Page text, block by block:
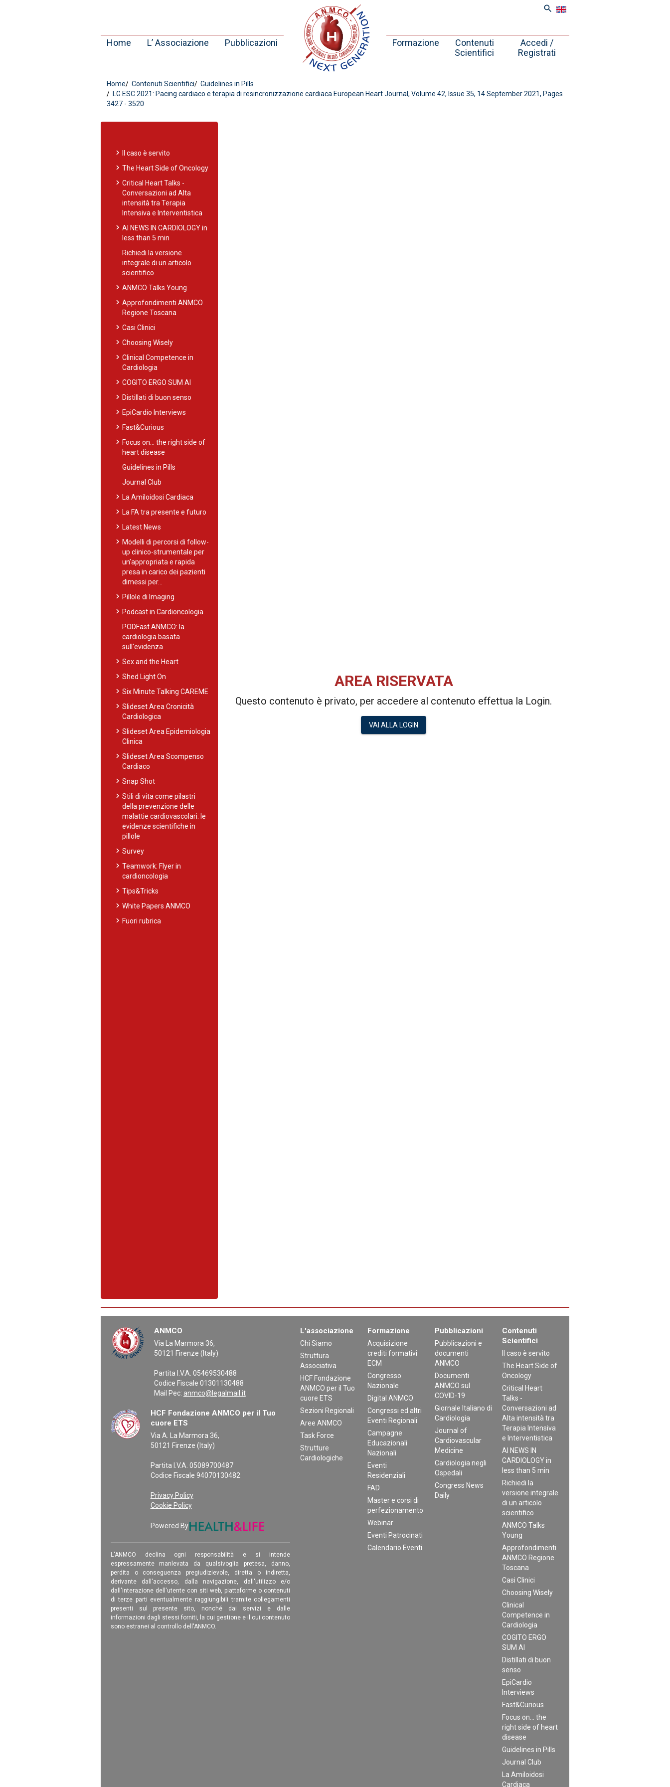
search
Home L’ Associazione Pubblicazioni Formazione
Contenuti
Scientifici
Accedi /
Registrati
Home Contenuti Scientifici
Guidelines in Pills
LG ESC 2021: Pacing cardiaco e terapia di resincronizzazione cardiaca European Heart Journal, Volume 42, Issue 35, 14 September 2021, Pages
3427 - 3520
chevron_right Il caso è servito
chevron_rightThe Heart Side of Oncology
chevron_rightCritical Heart Talks -
Conversazioni ad Alta
intensità tra Terapia
Intensiva e Interventistica
chevron_rightAI NEWS IN CARDIOLOGY in
less than 5 min
Richiedi la versione
integrale di un articolo
scientifico
chevron_rightANMCO Talks Young
chevron_rightApprofondimenti ANMCO
Regione Toscana
chevron_rightCasi Clinici
chevron_rightChoosing Wisely
chevron_rightClinical Competence in
Cardiologia
chevron_rightCOGITO ERGO SUM AI
chevron_rightDistillati di buon senso
chevron_rightEpiCardio Interviews
chevron_rightFast&Curious
chevron_rightFocus on… the right side of
heart disease
Guidelines in Pills
Journal Club
chevron_rightLa Amiloidosi Cardiaca
chevron_rightLa FA tra presente e futuro
chevron_rightLatest News
chevron_rightModelli di percorsi di follow-
up clinico-strumentale per
un’appropriata e rapida
presa in carico dei pazienti
dimessi per…
chevron_rightPillole di Imaging
chevron_rightPodcast in Cardioncologia
PODFast ANMCO: la
cardiologia basata
sull'evidenza
chevron_rightSex and the Heart
chevron_rightShed Light On
chevron_rightSix Minute Talking CAREME
chevron_rightSlideset Area Cronicità
Cardiologica
chevron_rightSlideset Area Epidemiologia
Clinica
chevron_rightSlideset Area Scompenso
Cardiaco
chevron_rightSnap Shot
chevron_rightStili di vita come pilastri
della prevenzione delle
malattie cardiovascolari: le
evidenze scientifiche in
pillole
chevron_rightSurvey
chevron_rightTeamwork: Flyer in
cardioncologia
chevron_rightTips&Tricks
chevron_rightWhite Papers ANMCO
chevron_rightFuori rubrica
AREA RISERVATA
Questo contenuto è privato, per accedere al contenuto effettua la Login.
VAI ALLA LOGIN
ANMCO
Via La Marmora 36,
50121 Firenze (Italy)
Partita I.V.A. 05469530488
Codice Fiscale 01301130488
Mail Pec: anmco@legalmail.it
HCF Fondazione ANMCO per il Tuo
cuore ETS
Via A. La Marmora 36,
50121 Firenze (Italy)
Partita I.V.A. 05089700487
Codice Fiscale 94070130482
Privacy Policy
Cookie Policy
Powered By
L'ANMCO declina ogni responsabilità e si intende
espressamente manlevata da qualsivoglia pretesa, danno,
perdita o conseguenza pregiudizievole, diretta o indiretta,
derivante dall'accesso, dalla navigazione, dall'utilizzo e/o
dall'interazione dell'utente con siti web, piattaforme o contenuti
di terze parti eventualmente raggiungibili tramite collegamenti
presenti sul presente sito, nonché dai servizi e dalle
informazioni dagli stessi forniti, la cui gestione e il cui contenuto
sono estranei al controllo dell'ANMCO.
L'associazione
Chi Siamo
Struttura
Associativa
HCF Fondazione
ANMCO per il Tuo
cuore ETS
Sezioni Regionali
Aree ANMCO
Task Force
Strutture
Cardiologiche
Formazione
Acquisizione
crediti formativi
ECM
Congresso
Nazionale
Digital ANMCO
Congressi ed altri
Eventi Regionali
Campagne
Educazionali
Nazionali
Eventi
Residenziali
FAD
Master e corsi di
perfezionamento
Webinar
Eventi Patrocinati
Calendario Eventi
Pubblicazioni
Pubblicazioni e
documenti
ANMCO
Documenti
ANMCO sul
COVID-19
Giornale Italiano di
Cardiologia
Journal of
Cardiovascular
Medicine
Cardiologia negli
Ospedali
Congress News
Daily
Contenuti
Scientifici
Il caso è servito
The Heart Side of
Oncology
Critical Heart
Talks -
Conversazioni ad
Alta intensità tra
Terapia Intensiva
e Interventistica
AI NEWS IN
CARDIOLOGY in
less than 5 min
Richiedi la
versione integrale
di un articolo
scientifico
ANMCO Talks
Young
Approfondimenti
ANMCO Regione
Toscana
Casi Clinici
Choosing Wisely
Clinical
Competence in
Cardiologia
COGITO ERGO
SUM AI
Distillati di buon
senso
EpiCardio
Interviews
Fast&Curious
Focus on… the
right side of heart
disease
Guidelines in Pills
Journal Club
La Amiloidosi
Cardiaca